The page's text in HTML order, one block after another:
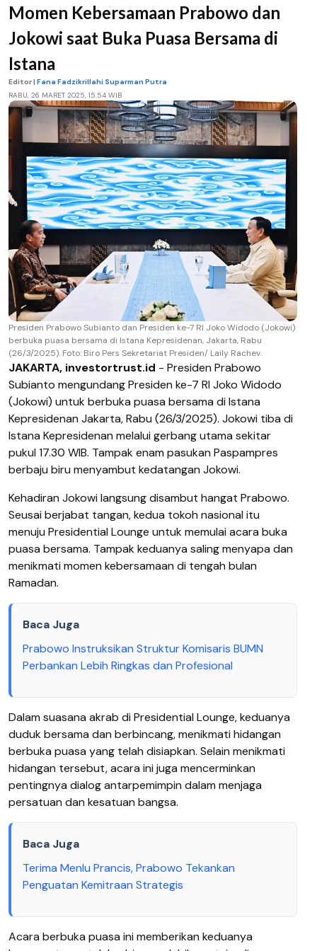
Momen Kebersamaan Prabowo dan
Jokowi saat Buka Puasa Bersama di
Istana
Editor | Fana Fadzikrillahi Suparman Putra
RABU, 26 MARET 2025, 15.54 WIB
Presiden Prabowo Subianto dan Presiden ke-7 RI Joko Widodo (Jokowi)
berbuka puasa bersama di Istana Kepresidenan, Jakarta, Rabu
(26/3/2025). Foto: Biro Pers Sekretariat Presiden/ Laily Rachev.
JAKARTA, investortrust.id - Presiden Prabowo
Subianto mengundang Presiden ke-7 RI Joko Widodo
(Jokowi) untuk berbuka puasa bersama di Istana
Kepresidenan Jakarta, Rabu (26/3/2025). Jokowi tiba di
Istana Kepresidenan melalui gerbang utama sekitar
pukul 17.30 WIB. Tampak enam pasukan Paspampres
berbaju biru menyambut kedatangan Jokowi.
Kehadiran Jokowi langsung disambut hangat Prabowo.
Seusai berjabat tangan, kedua tokoh nasional itu
menuju Presidential Lounge untuk memulai acara buka
puasa bersama. Tampak keduanya saling menyapa dan
menikmati momen kebersamaan di tengah bulan
Ramadan.
Baca Juga
Prabowo Instruksikan Struktur Komisaris BUMN
Perbankan Lebih Ringkas dan Profesional
Dalam suasana akrab di Presidential Lounge, keduanya
duduk bersama dan berbincang, menikmati hidangan
berbuka puasa yang telah disiapkan. Selain menikmati
hidangan tersebut, acara ini juga mencerminkan
pentingnya dialog antarpemimpin dalam menjaga
persatuan dan kesatuan bangsa.
Baca Juga
Terima Menlu Prancis, Prabowo Tekankan
Penguatan Kemitraan Strategis
Acara berbuka puasa ini memberikan keduanya